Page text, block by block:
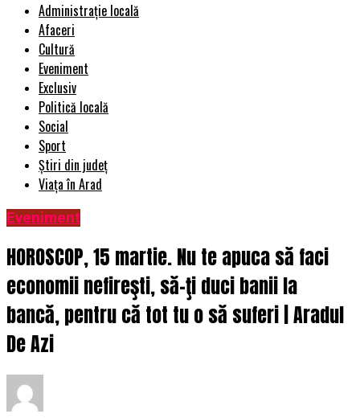
Administrație locală
Afaceri
Cultură
Eveniment
Exclusiv
Politică locală
Social
Sport
Știri din județ
Viața în Arad
Eveniment
HOROSCOP, 15 martie. Nu te apuca să faci
economii nefireşti, să-ţi duci banii la
bancă, pentru că tot tu o să suferi | Aradul
De Azi